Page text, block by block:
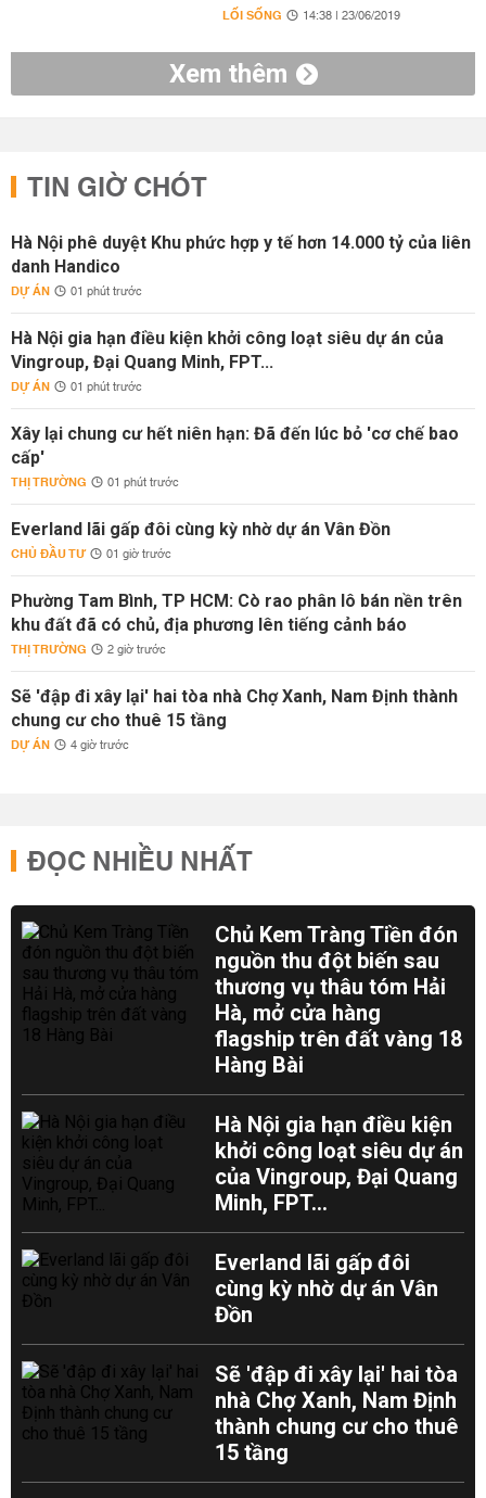
LỐI SỐNG 14:38 | 23/06/2019
Xem thêm
TIN GIỜ CHÓT
Hà Nội phê duyệt Khu phức hợp y tế hơn 14.000 tỷ của liên
danh Handico
DỰ ÁN 01 phút trước
Hà Nội gia hạn điều kiện khởi công loạt siêu dự án của
Vingroup, Đại Quang Minh, FPT...
DỰ ÁN 01 phút trước
Xây lại chung cư hết niên hạn: Đã đến lúc bỏ 'cơ chế bao
cấp'
THỊ TRƯỜNG 01 phút trước
Everland lãi gấp đôi cùng kỳ nhờ dự án Vân Đồn
CHỦ ĐẦU TƯ 01 giờ trước
Phường Tam Bình, TP HCM: Cò rao phân lô bán nền trên
khu đất đã có chủ, địa phương lên tiếng cảnh báo
THỊ TRƯỜNG 2 giờ trước
Sẽ 'đập đi xây lại' hai tòa nhà Chợ Xanh, Nam Định thành
chung cư cho thuê 15 tầng
DỰ ÁN 4 giờ trước
ĐỌC NHIỀU NHẤT
Chủ Kem Tràng Tiền đón
nguồn thu đột biến sau
thương vụ thâu tóm Hải
Hà, mở cửa hàng
flagship trên đất vàng 18
Hàng Bài
Hà Nội gia hạn điều kiện
khởi công loạt siêu dự án
của Vingroup, Đại Quang
Minh, FPT...
Everland lãi gấp đôi
cùng kỳ nhờ dự án Vân
Đồn
Sẽ 'đập đi xây lại' hai tòa
nhà Chợ Xanh, Nam Định
thành chung cư cho thuê
15 tầng